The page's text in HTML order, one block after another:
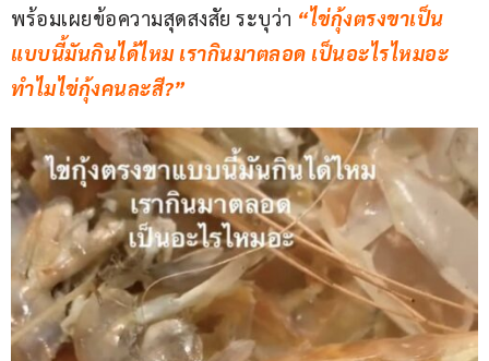
พร้อมเผยข้อความสุดสงสัย ระบุว่า “ไข่กุ้งตรงขาเป็น
แบบนี้มันกินได้ไหม เรากินมาตลอด เป็นอะไรไหมอะ
ทำไมไข่กุ้งคนละสี?”